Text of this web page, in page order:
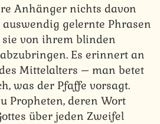
Anhänger nichts davon
gelernte Phrasen
von ihrem blinden
Es erinnert an
Mittelalters – man betet
was der Pfaffe vorsagt.
Propheten, deren Wort
über jeden Zweifel